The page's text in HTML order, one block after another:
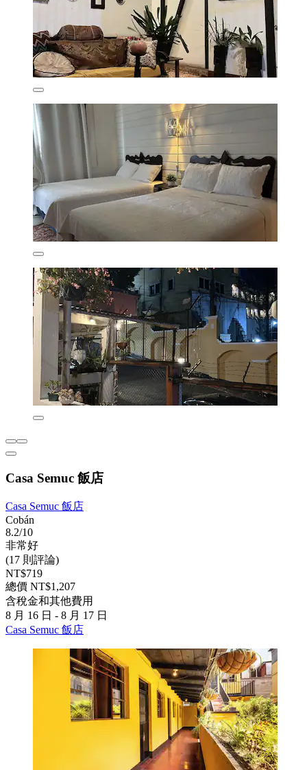
Casa Semuc 飯店
Casa Semuc 飯店
Cobán
8.2/10
非常好
(17 則評論)
NT$719
總價 NT$1,207
含稅金和其他費用
8 月 16 日 - 8 月 17 日
Casa Semuc 飯店